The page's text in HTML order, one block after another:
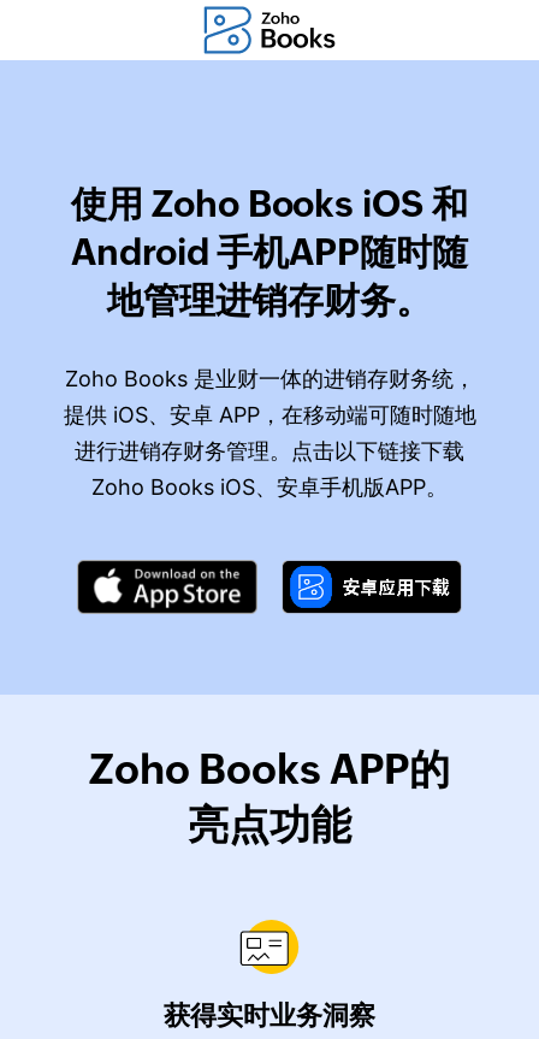
使用 Zoho Books iOS 和
Android 手机APP随时随
地管理进销存财务。
Zoho Books 是业财一体的进销存财务统，
提供 iOS、安卓 APP，在移动端可随时随地
进行进销存财务管理。点击以下链接下载
Zoho Books iOS、安卓手机版APP。
Zoho Books APP的
亮点功能
获得实时业务洞察